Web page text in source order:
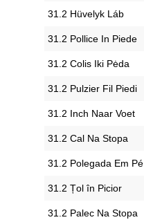
‎31.2 Hüvelyk Láb
‎31.2 Pollice In Piede
‎31.2 Colis Iki Pėda
‎31.2 Pulzier Fil Piedi
‎31.2 Inch Naar Voet
‎31.2 Cal Na Stopa
‎31.2 Polegada Em Pé
‎31.2 Țol în Picior
‎31.2 Palec Na Stopa